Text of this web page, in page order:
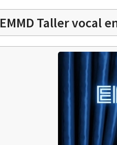
EMMD Taller vocal